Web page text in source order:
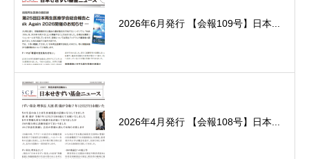
2026年6月発行 【会報109号】日本...
2026年4月発行 【会報108号】日本...